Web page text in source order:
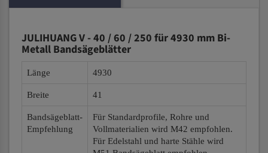
JULIHUANG V - 40 / 60 / 250 für 4930 mm Bi-
Metall Bandsägeblätter
Länge 4930
Breite 41
Bandsägeblatt-
Empfehlung
Für Standardprofile, Rohre und
Vollmaterialien wird M42 empfohlen.
Für Edelstahl und harte Stähle wird